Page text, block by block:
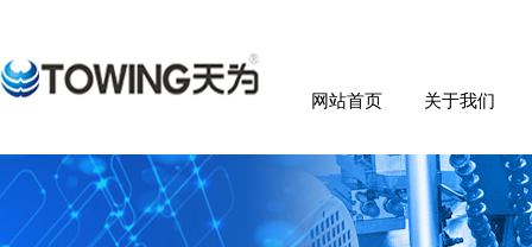
网站首页 关于我们